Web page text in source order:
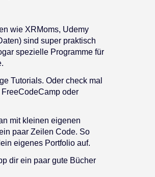
wie XRMoms, Udemy
sind super praktisch
spezielle Programme für
Tutorials. Oder check mal
oder
mit kleinen eigenen
paar Zeilen Code. So
eigenes Portfolio auf.
dir ein paar gute Bücher